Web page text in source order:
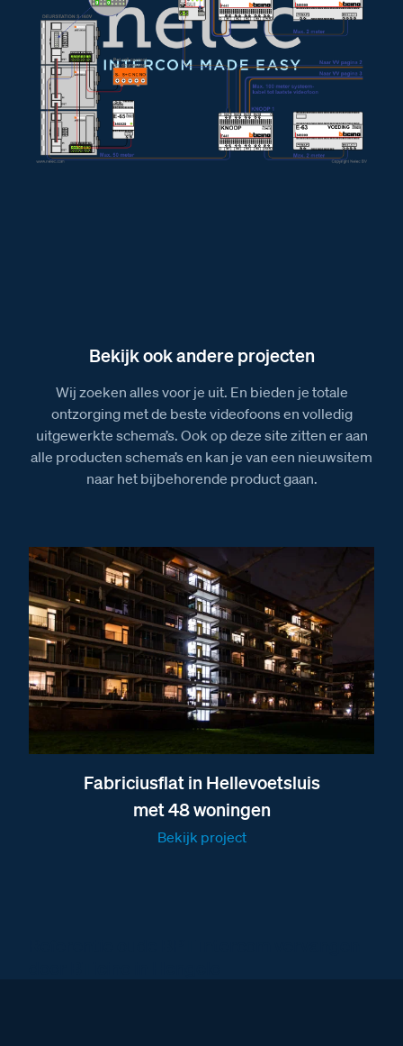
Bekijk ook andere projecten
Wij zoeken alles voor je uit. En bieden je totale
ontzorging met de beste videofoons en volledig
uitgewerkte schema’s. Ook op deze site zitten er aan
alle producten schema’s en kan je van een nieuwsitem
naar het bijbehorende product gaan.
Fabriciusflat in Hellevoetsluis
met 48 woningen
Bekijk project